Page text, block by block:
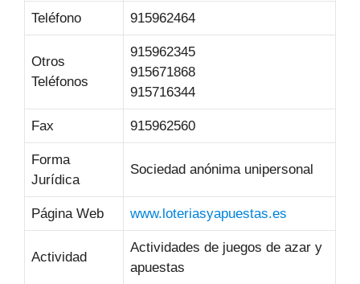
Teléfono 915962464
Otros
Teléfonos
915962345
915671868
915716344
Fax 915962560
Forma
Jurídica
Sociedad anónima unipersonal
Página Web www.loteriasyapuestas.es
Actividad
Actividades de juegos de azar y
apuestas